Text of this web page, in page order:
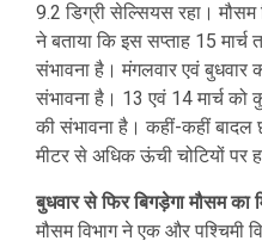
9.2 डिग्री सेल्सियस रहा।
ने बताया कि इस सप्ताह 15
संभावना है। मंगलवार एवं
संभावना है। 13 एवं 14 मार्च को
की संभावना है। कहीं-कहीं बादल
मीटर से अधिक ऊंची चोटियों पर
बुधवार से फिर बिगड़ेगा मौसम का
मौसम विभाग ने एक और पश्चिमी